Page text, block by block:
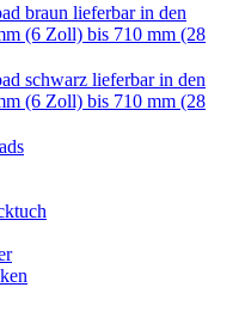
braun lieferbar in den
(6 Zoll) bis 710 mm (28
schwarz lieferbar in den
(6 Zoll) bis 710 mm (28